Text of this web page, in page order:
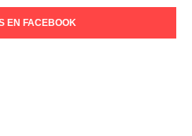
EN FACEBOOK